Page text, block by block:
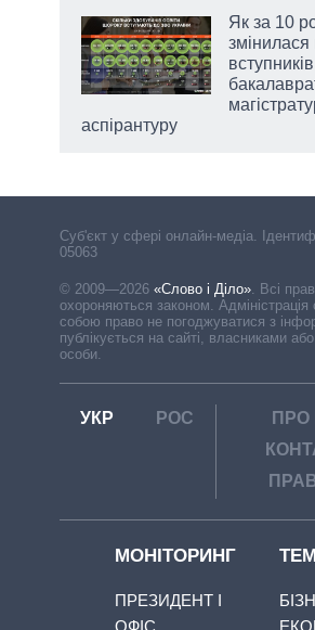
Як за 10
змінилася
аспірантуру
Cуб'єкт у сфері онлайн-медіа.
05063
© 2009—2026 «Слово і Діло» Всі
охороняються законом.
собою право не погоджуватися з
публікується на сайті, власниками або
особи.
УКР РОС
ПРО
МОНІТОРИНГ
ПРЕЗИДЕНТ І